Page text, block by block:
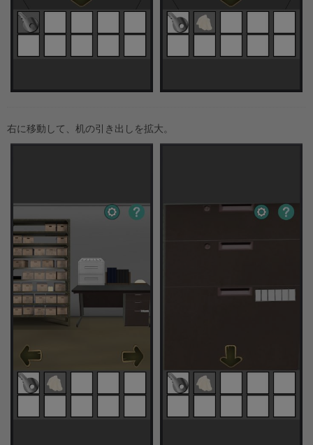
右に移動して、机の引き出しを拡大。